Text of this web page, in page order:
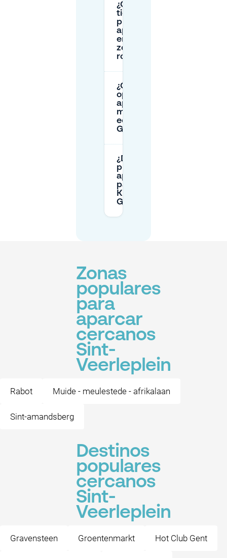
¿Cuánto
tiempo
puedo
aparcar
en la
zona
roja?
¿Cuál es la
opción de
aparcamiento
más
económica en
Gante?
¿Dónde
puedo
aparcar
para
Kinepolis
Gante?
Zonas
populares
para
aparcar
cercanos
Sint-
Veerleplein
Rabot Muide - meulestede - afrikalaan
Sint-amandsberg
Destinos
populares
cercanos
Sint-
Veerleplein
Gravensteen Groentenmarkt Hot Club Gent